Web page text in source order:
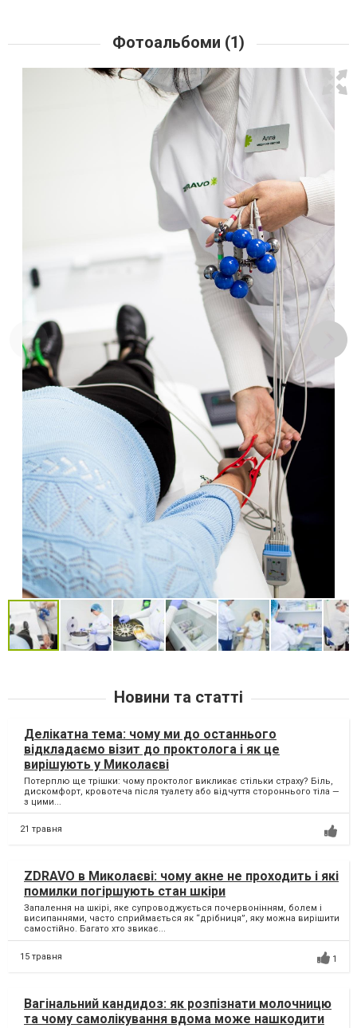
Фотоальбоми (1)
Новини та статті
Делікатна тема: чому ми до останнього
відкладаємо візит до проктолога і як це
вирішують у Миколаєві
Потерплю ще трішки: чому проктолог викликає стільки страху? Біль,
дискомфорт, кровотеча після туалету або відчуття стороннього тіла —
з цими...
21 травня
ZDRAVO в Миколаєві: чому акне не проходить і які
помилки погіршують стан шкіри
Запалення на шкірі, яке супроводжується почервонінням, болем і
висипаннями, часто сприймається як “дрібниця”, яку можна вирішити
самостійно. Багато хто звикає...
15 травня 1
Вагінальний кандидоз: як розпізнати молочницю
та чому самолікування вдома може нашкодити